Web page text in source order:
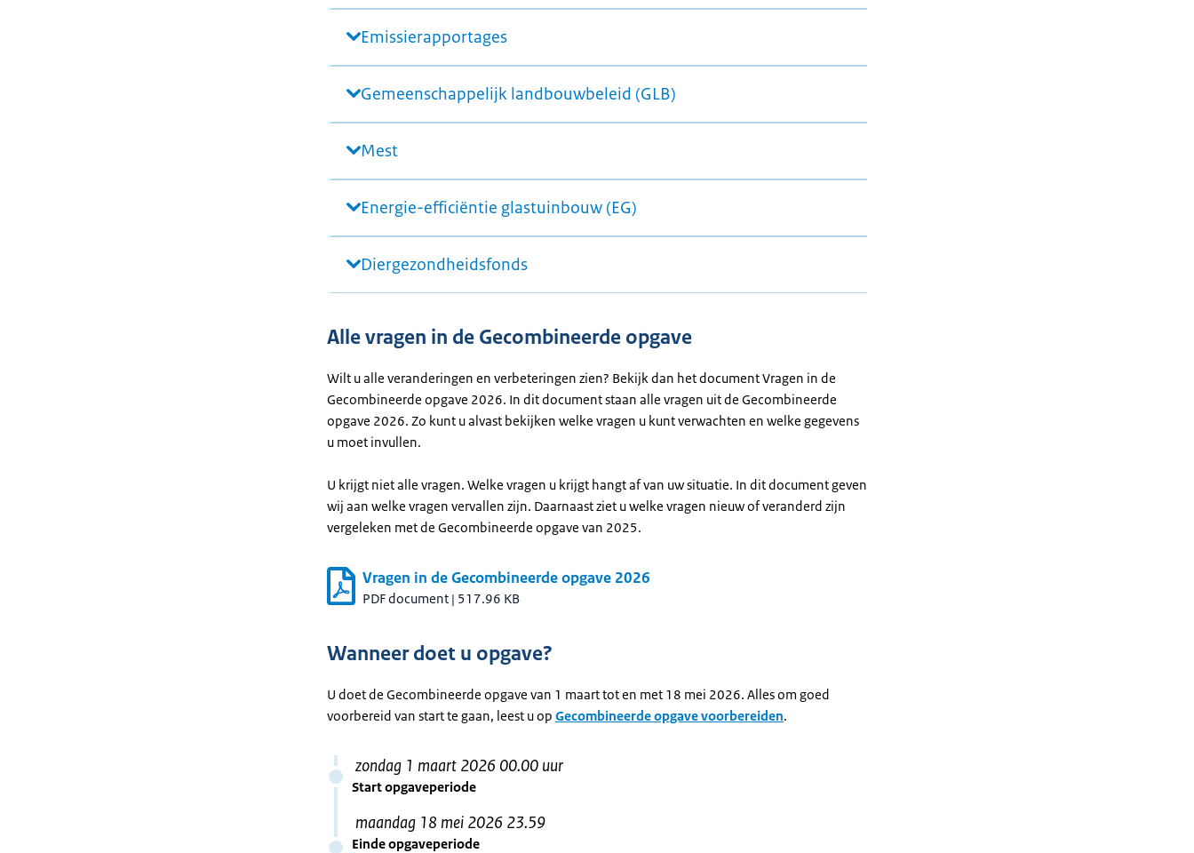
Emissierapportages
Gemeenschappelijk landbouwbeleid (GLB)
Mest
Energie-efficiëntie glastuinbouw (EG)
Diergezondheidsfonds
Alle vragen in de Gecombineerde opgave
Wilt u alle veranderingen en verbeteringen zien? Bekijk dan het document Vragen in de
Gecombineerde opgave 2026. In dit document staan alle vragen uit de Gecombineerde
opgave 2026. Zo kunt u alvast bekijken welke vragen u kunt verwachten en welke gegevens
u moet invullen.
U krijgt niet alle vragen. Welke vragen u krijgt hangt af van uw situatie. In dit document geven
wij aan welke vragen vervallen zijn. Daarnaast ziet u welke vragen nieuw of veranderd zijn
vergeleken met de Gecombineerde opgave van 2025.
Vragen in de Gecombineerde opgave 2026
PDF document | 517.96 KB
Wanneer doet u opgave?
U doet de Gecombineerde opgave van 1 maart tot en met 18 mei 2026. Alles om goed
voorbereid van start te gaan, leest u op Gecombineerde opgave voorbereiden.
zondag 1 maart 2026 00.00 uur
Start opgaveperiode
maandag 18 mei 2026 23.59
Einde opgaveperiode